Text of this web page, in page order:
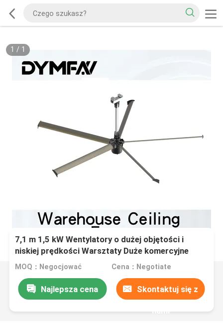
1 / 1
7,1 m 1,5 kW Wentylatory o dużej objętości i
niskiej prędkości Warsztaty Duże komercyjne
wentylatory sufitowe HVLS
MOQ：Negocjować Cena：Negotiate
Najlepsza cena Skontaktuj się z
nami